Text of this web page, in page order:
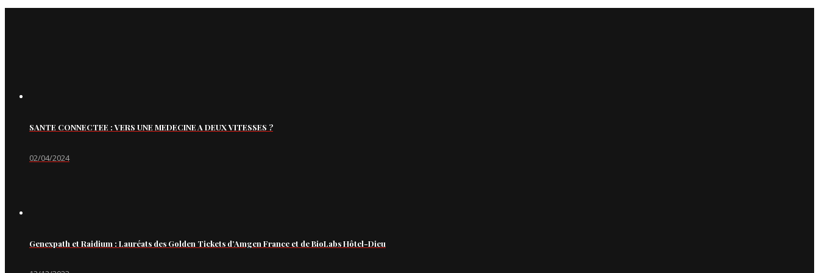
SANTE CONNECTEE : VERS UNE MEDECINE A DEUX VITESSES ?
02/04/2024
Genexpath et Raidium : Lauréats des Golden Tickets d’Amgen France et de BioLabs Hôtel-Dieu